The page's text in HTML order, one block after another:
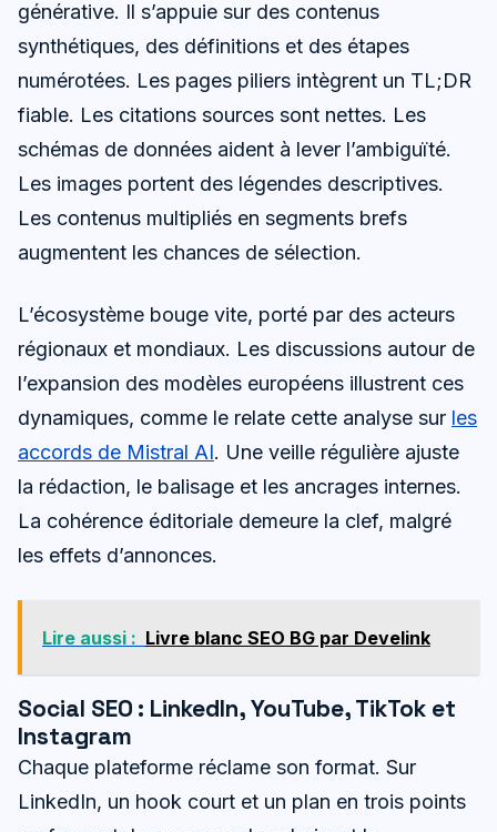
générative. Il s’appuie sur des contenus
synthétiques, des définitions et des étapes
numérotées. Les pages piliers intègrent un TL;DR
fiable. Les citations sources sont nettes. Les
schémas de données aident à lever l’ambiguïté.
Les images portent des légendes descriptives.
Les contenus multipliés en segments brefs
augmentent les chances de sélection.
L’écosystème bouge vite, porté par des acteurs
régionaux et mondiaux. Les discussions autour de
l’expansion des modèles européens illustrent ces
dynamiques, comme le relate cette analyse sur les
accords de Mistral AI. Une veille régulière ajuste
la rédaction, le balisage et les ancrages internes.
La cohérence éditoriale demeure la clef, malgré
les effets d’annonces.
Lire aussi : Livre blanc SEO BG par Develink
Social SEO : LinkedIn, YouTube, TikTok et
Instagram
Chaque plateforme réclame son format. Sur
LinkedIn, un hook court et un plan en trois points